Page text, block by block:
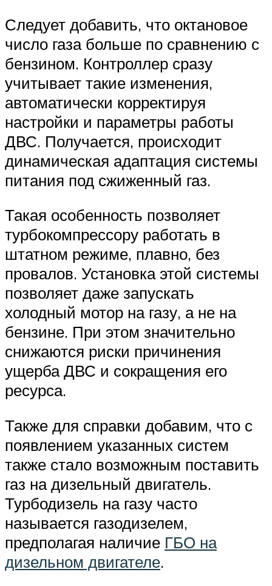
Следует добавить, что октановое
число газа больше по сравнению с
бензином. Контроллер сразу
учитывает такие изменения,
автоматически корректируя
настройки и параметры работы
ДВС. Получается, происходит
динамическая адаптация системы
питания под сжиженный газ.
Такая особенность позволяет
турбокомпрессору работать в
штатном режиме, плавно, без
провалов. Установка этой системы
позволяет даже запускать
холодный мотор на газу, а не на
бензине. При этом значительно
снижаются риски причинения
ущерба ДВС и сокращения его
ресурса.
Также для справки добавим, что с
появлением указанных систем
также стало возможным поставить
газ на дизельный двигатель.
Турбодизель на газу часто
называется газодизелем,
предполагая наличие ГБО на
дизельном двигателе.